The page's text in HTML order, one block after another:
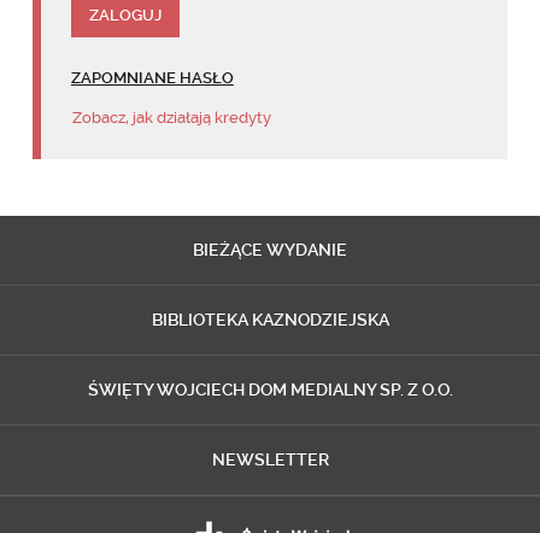
ZAPOMNIANE HASŁO
Zobacz, jak działają kredyty
BIEŻĄCE WYDANIE
BIBLIOTEKA KAZNODZIEJSKA
ŚWIĘTY WOJCIECH DOM MEDIALNY SP. Z O.O.
NEWSLETTER